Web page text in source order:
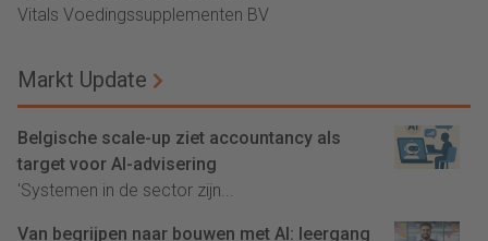
Vitals Voedingssupplementen BV
Markt Update
Belgische scale-up ziet accountancy als
target voor AI-advisering
'Systemen in de sector zijn...
Van begrijpen naar bouwen met AI: leergang